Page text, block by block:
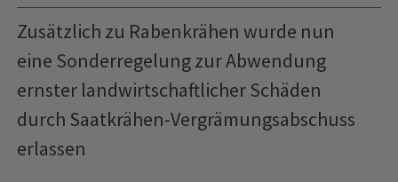
Zusätzlich zu Rabenkrähen wurde nun
eine Sonderregelung zur Abwendung
ernster landwirtschaftlicher Schäden
durch Saatkrähen-Vergrämungsabschuss
erlassen